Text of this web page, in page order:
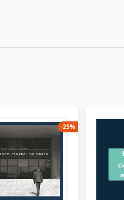
-25%